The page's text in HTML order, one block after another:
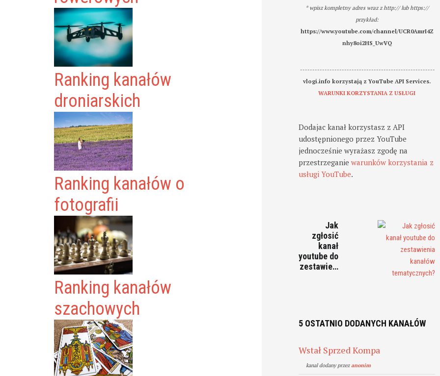
Ranking kanałów
droniarskich
Ranking kanałów o
fotografii
Ranking kanałów
szachowych
* wpisz kompletny adres wraz z http:// lub https://
przykład:
https://www.youtube.com/channel/UCR0AmrI4Z
nhy8oi2HS_UwVQ
-------------------------------------------------------
vlogi.info korzystają z YouTube API Services.
WARUNKI KORZYSTANIA Z USŁUGI
Dodajac kanał korzystasz z API
udostępnionego przez YouTube
jednocześnie wyrażasz zgodę na
przestrzeganiewarunków korzystania z
usługi YouTube.
Jak
zgłosić
kanał
youtube do
zestawie…
5 OSTATNIO DODANYCH KANAŁÓW
Wstał Sprzed Kompa
kanal dodany przezanonim